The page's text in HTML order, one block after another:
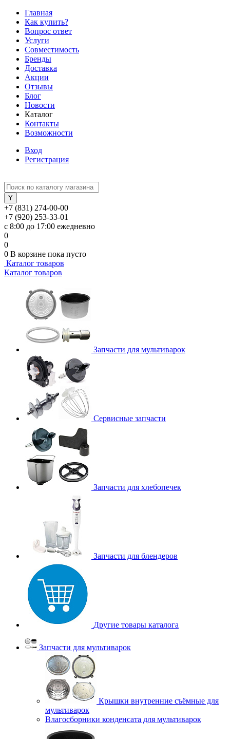
Главная
Как купить?
Вопрос ответ
Услуги
Совместимость
Бренды
Доставка
Акции
Отзывы
Блог
Новости
Каталог
Контакты
Возможности
Вход
Регистрация
+7 (831) 274-00-00
+7 (920) 253-33-01
с 8:00 до 17:00 ежедневно
0
0
0 В корзине пока пусто
Каталог товаров
Каталог товаров
Запчасти для мультиварок
Сервисные запчасти
Запчасти для хлебопечек
Запчасти для блендеров
Другие товары каталога
Запчасти для мультиварок
Крышки внутренние съёмные для
мультиварок
Влагосборники конденсата для мультиварок